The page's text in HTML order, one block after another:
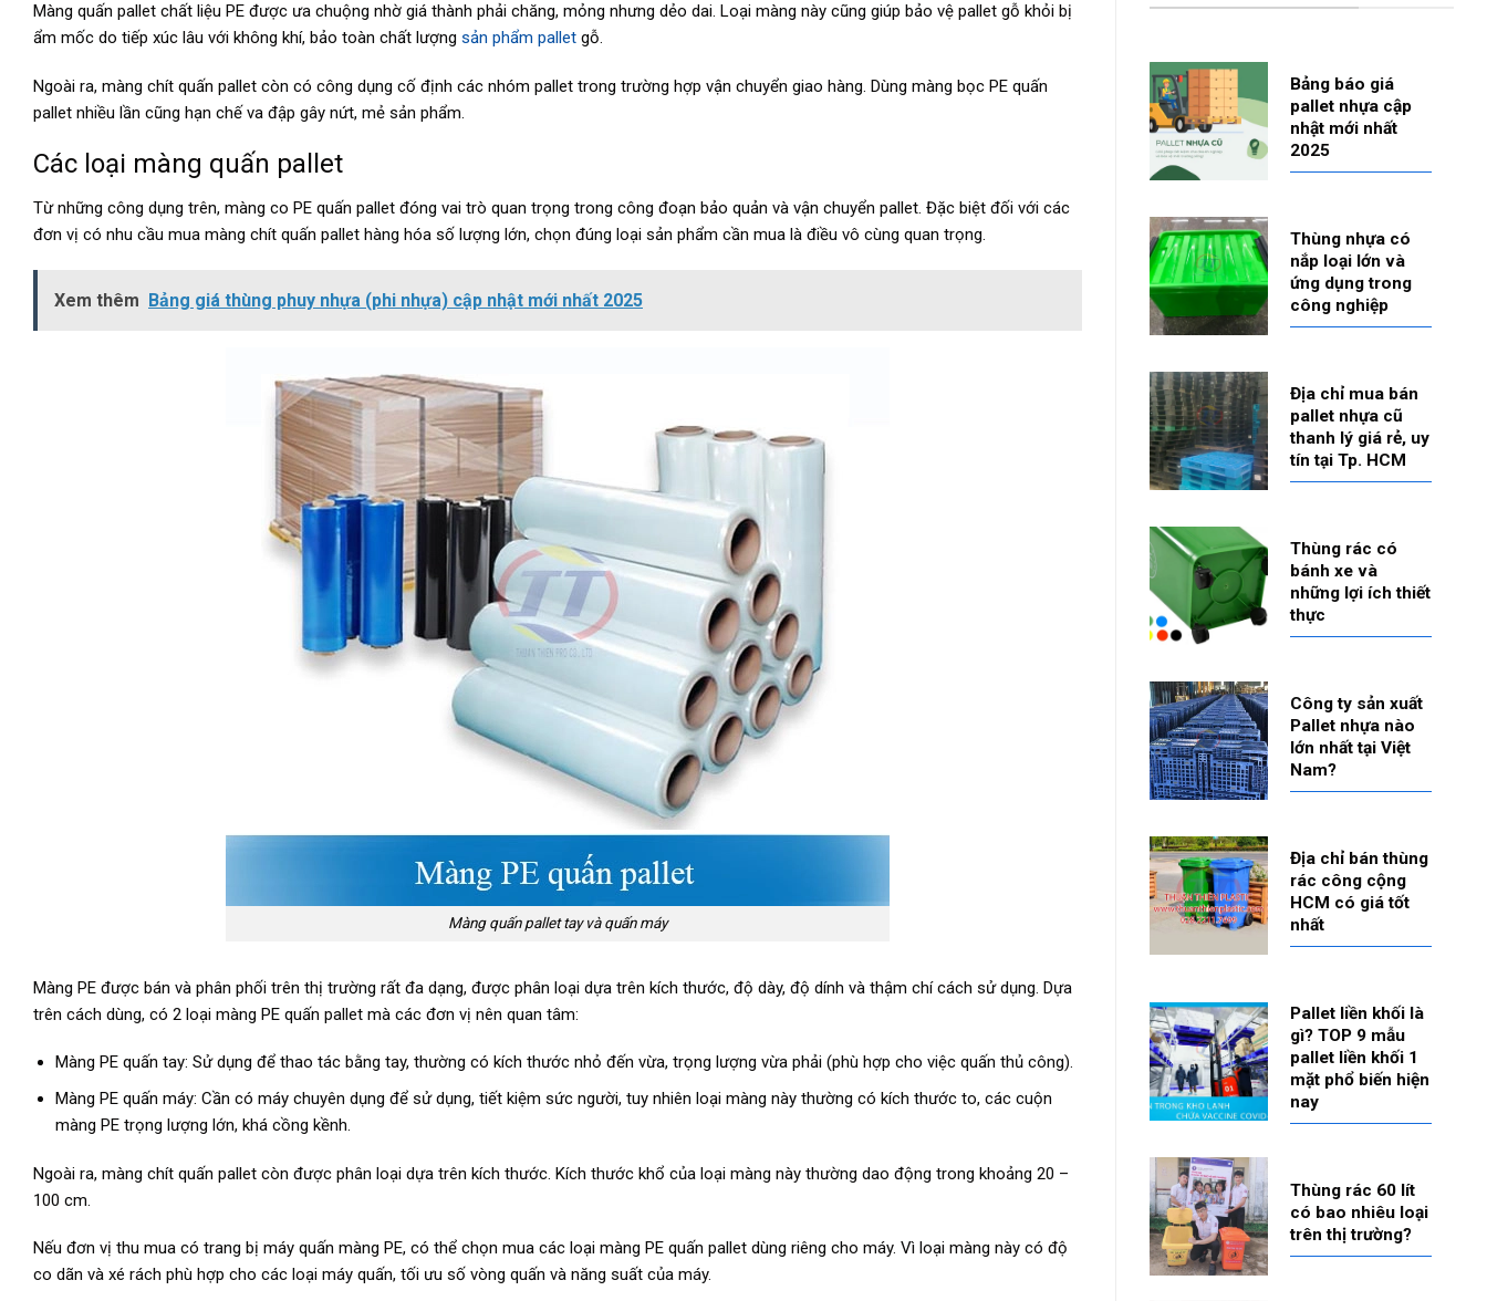
Màng quấn pallet chất liệu PE được ưa chuộng nhờ giá thành phải chăng, mỏng nhưng dẻo dai. Loại màng này cũng giúp bảo vệ pallet gỗ khỏi bị
ẩm mốc do tiếp xúc lâu với không khí, bảo toàn chất lượng sản phẩm pallet gỗ.
Ngoài ra, màng chít quấn pallet còn có công dụng cố định các nhóm pallet trong trường hợp vận chuyển giao hàng. Dùng màng bọc PE quấn
pallet nhiều lần cũng hạn chế va đập gây nứt, mẻ sản phẩm.
Các loại màng quấn pallet
Từ những công dụng trên, màng co PE quấn pallet đóng vai trò quan trọng trong công đoạn bảo quản và vận chuyển pallet. Đặc biệt đối với các
đơn vị có nhu cầu mua màng chít quấn pallet hàng hóa số lượng lớn, chọn đúng loại sản phẩm cần mua là điều vô cùng quan trọng.
Xem thêm Bảng giá thùng phuy nhựa (phi nhựa) cập nhật mới nhất 2025
Màng quấn pallet tay và quấn máy
Màng PE được bán và phân phối trên thị trường rất đa dạng, được phân loại dựa trên kích thước, độ dày, độ dính và thậm chí cách sử dụng. Dựa
trên cách dùng, có 2 loại màng PE quấn pallet mà các đơn vị nên quan tâm:
Màng PE quấn tay: Sử dụng để thao tác bằng tay, thường có kích thước nhỏ đến vừa, trọng lượng vừa phải (phù hợp cho việc quấn thủ công).
Màng PE quấn máy: Cần có máy chuyên dụng để sử dụng, tiết kiệm sức người, tuy nhiên loại màng này thường có kích thước to, các cuộn
màng PE trọng lượng lớn, khá cồng kềnh.
Ngoài ra, màng chít quấn pallet còn được phân loại dựa trên kích thước. Kích thước khổ của loại màng này thường dao động trong khoảng 20 –
100 cm.
Nếu đơn vị thu mua có trang bị máy quấn màng PE, có thể chọn mua các loại màng PE quấn pallet dùng riêng cho máy. Vì loại màng này có độ
co dãn và xé rách phù hợp cho các loại máy quấn, tối ưu số vòng quấn và năng suất của máy.
Bảng báo giá
pallet nhựa cập
nhật mới nhất
2025
Thùng nhựa có
nắp loại lớn và
ứng dụng trong
công nghiệp
Địa chỉ mua bán
pallet nhựa cũ
thanh lý giá rẻ, uy
tín tại Tp. HCM
Thùng rác có
bánh xe và
những lợi ích thiết
thực
Công ty sản xuất
Pallet nhựa nào
lớn nhất tại Việt
Nam?
Địa chỉ bán thùng
rác công cộng
HCM có giá tốt
nhất
Pallet liền khối là
gì? TOP 9 mẫu
pallet liền khối 1
mặt phổ biến hiện
nay
Thùng rác 60 lít
có bao nhiêu loại
trên thị trường?